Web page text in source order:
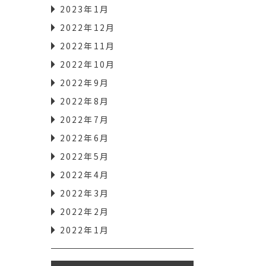
2023年1月
2022年12月
2022年11月
2022年10月
2022年9月
2022年8月
2022年7月
2022年6月
2022年5月
2022年4月
2022年3月
2022年2月
2022年1月